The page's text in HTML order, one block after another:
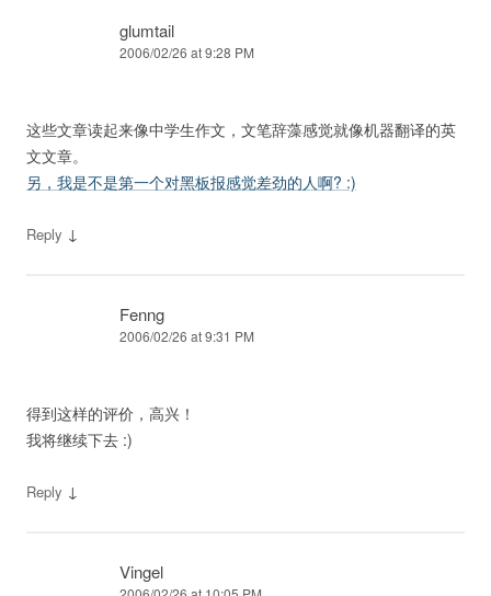
glumtail
2006/02/26 at 9:28 PM
这些文章读起来像中学生作文，文笔辞藻感觉就像机器翻译的英
文文章。
另，我是不是第一个对黑板报感觉差劲的人啊? :)
Reply ↓
Fenng
2006/02/26 at 9:31 PM
得到这样的评价，高兴！
我将继续下去 :)
Reply ↓
Vingel